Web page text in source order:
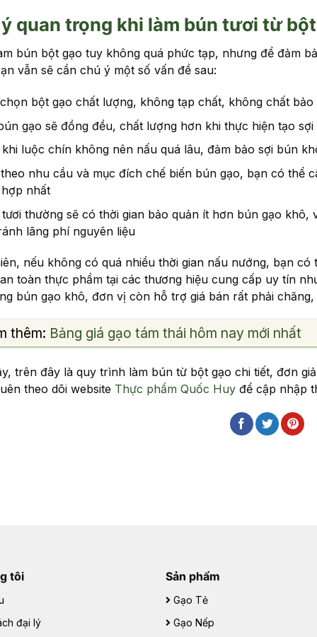
quan trọng khi làm bún tươi từ
bún bột gạo tuy không quá phức tạp, nhưng để đảm
vẫn sẽ cần chú ý một số vấn đề sau:
bột gạo chất lượng, không tạp chất, không chất
gạo sẽ đồng đều, chất lượng hơn khi thực hiện tạo
luộc chín không nên nấu quá lâu, đảm bảo sợi bún
nhu cầu và mục đích chế biến bún gạo, bạn có thể
nhất
thường sẽ có thời gian bảo quản ít hơn bún gạo
lãng phí nguyên liệu
nếu không có quá nhiều thời gian nấu nướng, bạn
toàn thực phẩm tại các thương hiệu cung cấp uy tín
bún gạo khô, đơn vị còn hỗ trợ giá bán rất phải
thêm: Bảng giá gạo tám thái hôm nay mới nhất
trên đây là quy trình làm bún từ bột gạo chi tiết, đơn
theo dõi website Thực phẩm Quốc Huyđể cập nhập
tôi
đại lý
Sản phẩm
Gạo Tẻ
Gạo Nếp